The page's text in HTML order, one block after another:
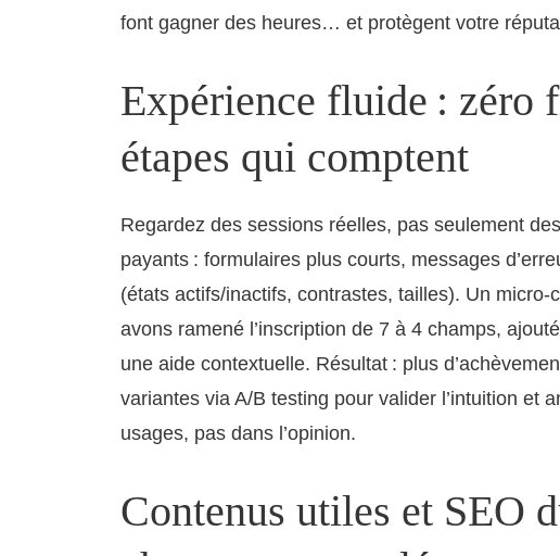
font gagner des heures… et protègent votre
Expérience fluide : zéro
étapes qui comptent
Regardez des sessions réelles, pas seulement
payants : formulaires plus courts, messages
(états actifs/inactifs, contrastes, tailles). Un
avons ramené l’inscription de 7 à 4 champs,
une aide contextuelle. Résultat : plus
variantes via A/B testing pour valider l’intuition et
usages, pas dans l’opinion.
Contenus utiles et SEO